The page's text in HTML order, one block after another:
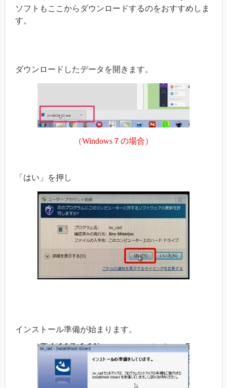
ソフトもここからダウンロードするのをおすすめしま
す。
ダウンロードしたデータを開きます。
（Windows７の場合）
「はい」を押し
インストール準備が始まります。